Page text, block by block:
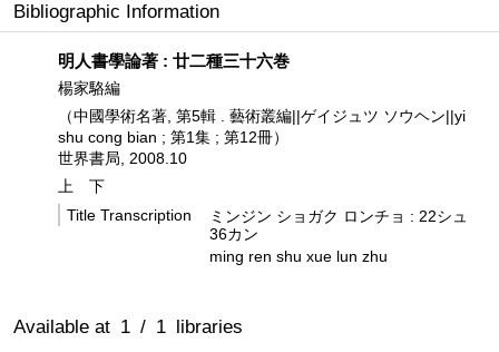
Bibliographic Information
明人書學論著 : 廿二種三十六巻
楊家駱編
（中國學術名著, 第5輯 . 藝術叢編||ゲイジュツ ソウヘン||yi
shu cong bian ; 第1集 ; 第12冊）
世界書局, 2008.10
上
下
Title Transcription
ミンジン ショガク ロンチョ : 22シュ
36カン
ming ren shu xue lun zhu
Available at 1 / 1 libraries